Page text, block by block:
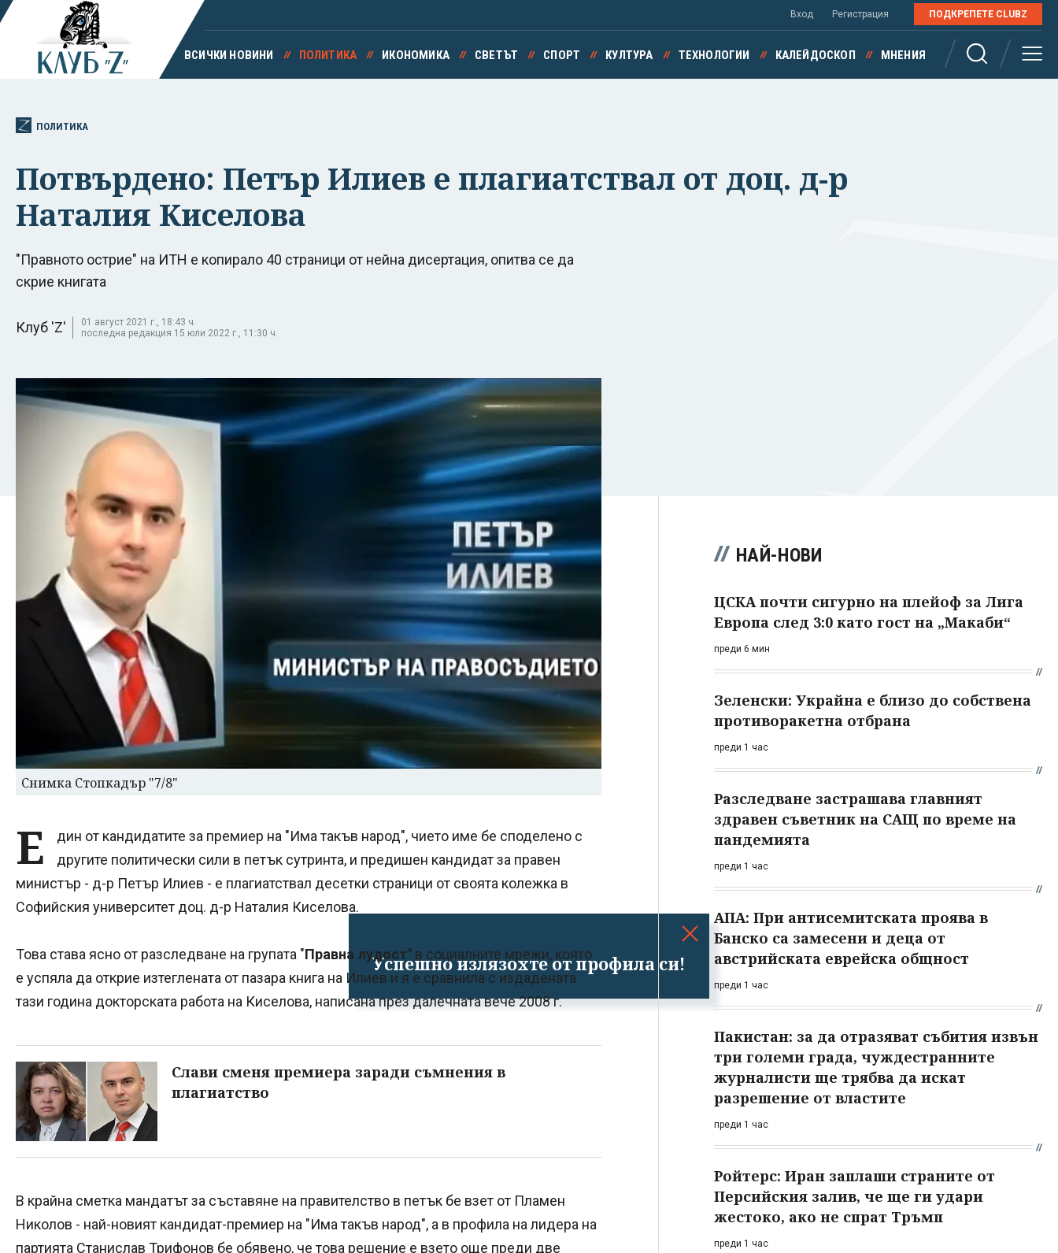
Успешно излязохте от профила си!
Вход Регистрация ПОДКРЕПЕТЕ CLUBZ
ВСИЧКИ НОВИНИ ПОЛИТИКА ИКОНОМИКА СВЕТЪТ СПОРТ КУЛТУРА ТЕХНОЛОГИИ КАЛЕЙДОСКОП МНЕНИЯ
ПОЛИТИКА
Потвърдено: Петър Илиев е плагиатствал от доц. д-р
Наталия Киселова
"Правното острие" на ИТН е копирало 40 страници от нейна дисертация, опитва се да
скрие книгата
Клуб 'Z'
01 август 2021 г., 18:43 ч.
последна редакция 15 юли 2022 г., 11:30 ч.
Снимка Стопкадър "7/8"
Е
дин от кандидатите за премиер на "Има такъв народ", чието име бе споделено с
другите политически сили в петък сутринта, и предишен кандидат за правен
министър - д-р Петър Илиев - е плагиатствал десетки страници от своята колежка в
Софийския университет доц. д-р Наталия Киселова.
Това става ясно от разследване на групата "Правна лудост" в социалните мрежи, която
е успяла да открие изтеглената от пазара книга на Илиев и я е сравнила с издадената
тази година докторската работа на Киселова, написана през далечната вече 2008 г.
Слави сменя премиера заради съмнения в
плагиатство
В крайна сметка мандатът за съставяне на правителство в петък бе взет от Пламен
Николов - най-новият кандидат-премиер на "Има такъв народ", а в профила на лидера на
партията Станислав Трифонов бе обявено, че това решение е взето още преди две
НАЙ-НОВИ
ЦСКА почти сигурно на плейоф за Лига
Европа след 3:0 като гост на „Макаби“
преди 6 мин
Зеленски: Украйна е близо до собствена
противоракетна отбрана
преди 1 час
Разследване застрашава главният
здравен съветник на САЩ по време на
пандемията
преди 1 час
АПА: При антисемитската проява в
Банско са замесени и деца от
австрийската еврейска общност
преди 1 час
Пакистан: за да отразяват събития извън
три големи града, чуждестранните
журналисти ще трябва да искат
разрешение от властите
преди 1 час
Ройтерс: Иран заплаши страните от
Персийския залив, че ще ги удари
жестоко, ако не спрат Тръмп
преди 1 час